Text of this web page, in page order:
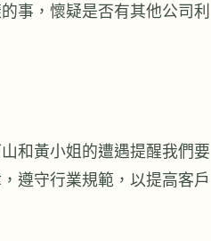
事，懷疑是否有其他公司利
和黃小姐的遭遇提醒我們要
遵守行業規範，以提高客戶